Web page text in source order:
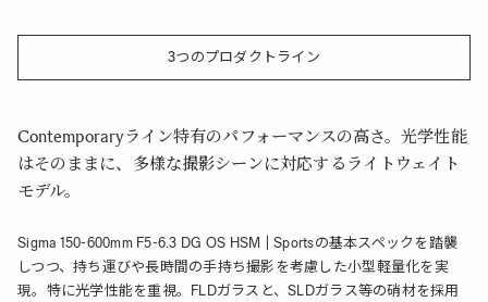
3つのプロダクトライン
Contemporaryライン特有のパフォーマンスの高さ。光学性能
はそのままに、多様な撮影シーンに対応するライトウェイト
モデル。
Sigma 150-600mm F5-6.3 DG OS HSM | Sportsの基本スペックを踏襲
しつつ、持ち運びや長時間の手持ち撮影を考慮した小型軽量化を実
現。特に光学性能を重視。FLDガラスと、SLDガラス等の硝材を採用